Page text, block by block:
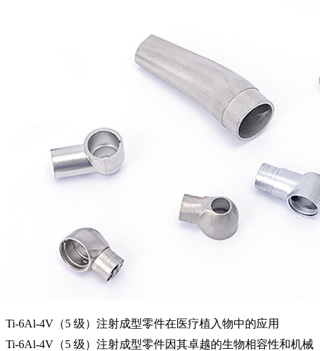
Ti-6Al-4V（5 级）注射成型零件在医疗植入物中的应用
Ti-6Al-4V（5 级）注射成型零件因其卓越的生物相容性和机械